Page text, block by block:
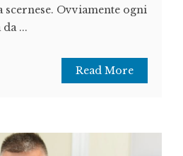
Ovviamente ogni
...
Read More